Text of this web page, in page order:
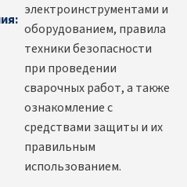
электроинструментами и
оборудованием, правила
техники безопасности
при проведении
сварочных работ, а также
ознакомление с
средствами защиты и их
правильным
использованием.